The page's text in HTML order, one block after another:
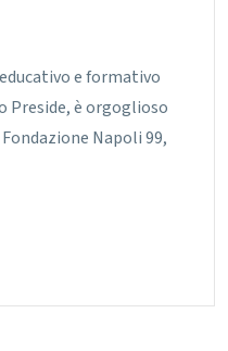
e formativo
Preside, è orgoglioso
Napoli 99,